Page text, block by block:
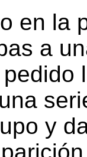
en la
a
y